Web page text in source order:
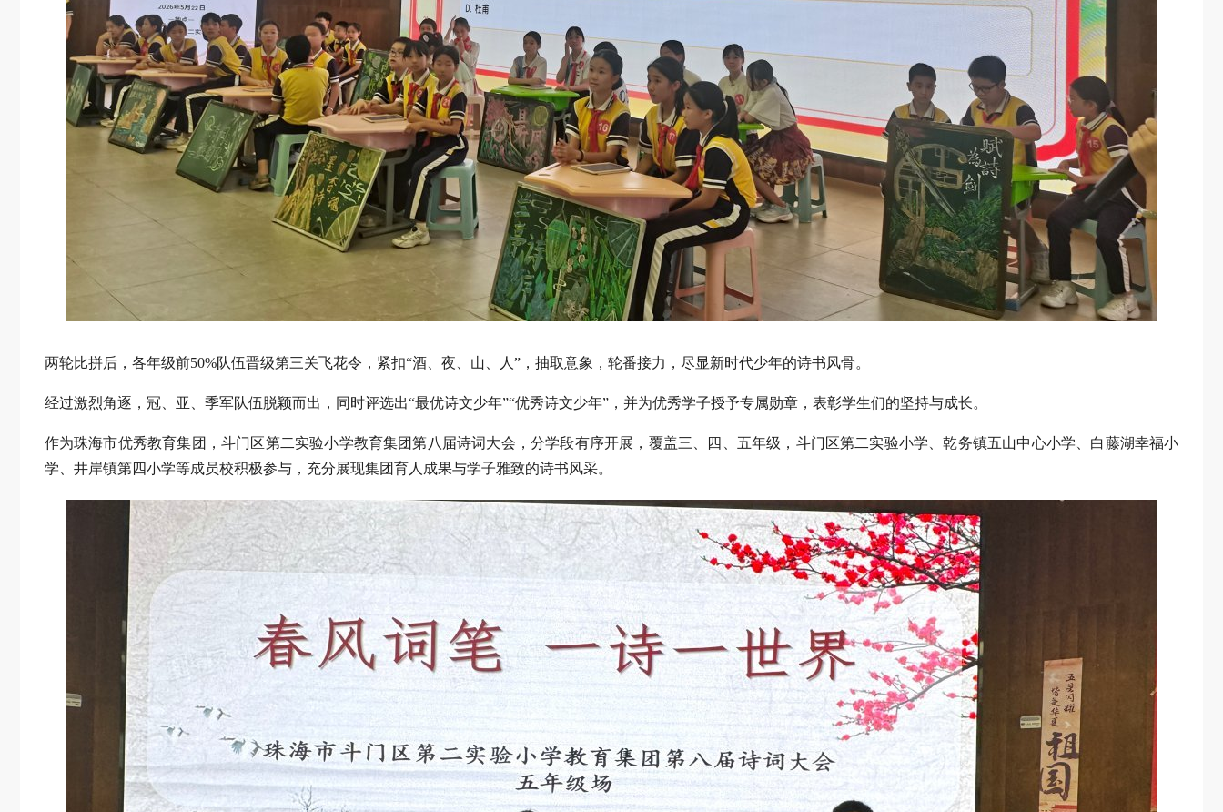
两轮比拼后，各年级前50%队伍晋级第三关飞花令，紧扣“酒、夜、山、人”，抽取意象，轮番接力，尽显新时代少年的诗书风骨。
经过激烈角逐，冠、亚、季军队伍脱颖而出，同时评选出“最优诗文少年”“优秀诗文少年”，并为优秀学子授予专属勋章，表彰学生们的坚持与成长。
作为珠海市优秀教育集团，斗门区第二实验小学教育集团第八届诗词大会，分学段有序开展，覆盖三、四、五年级，斗门区第二实验小学、乾务镇五山中心小学、白藤湖幸福小
学、井岸镇第四小学等成员校积极参与，充分展现集团育人成果与学子雅致的诗书风采。